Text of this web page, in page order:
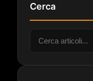
Cerca
Cerca: